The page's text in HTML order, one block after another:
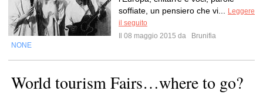
soffiate, un pensiero che vi...
Leggere
il seguito
Il 08 maggio 2015 da
Brunifia
NONE
World tourism Fairs…where to go?